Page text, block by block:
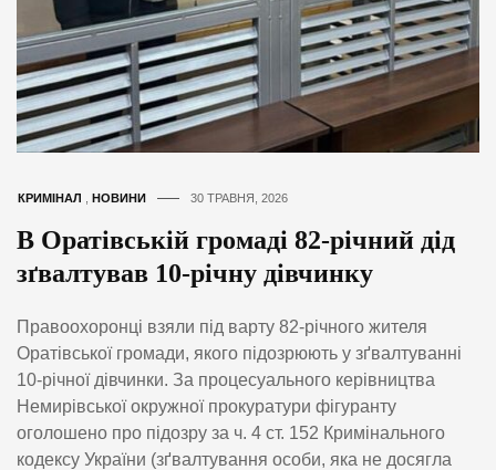
КРИМІНАЛ НОВИНИ 30 ТРАВНЯ, 2026
В Оратівській громаді 82-річний дід
зґвалтував 10-річну дівчинку
Правоохоронці взяли під варту 82-річного жителя
Оратівської громади, якого підозрюють у зґвалтуванні
10-річної дівчинки. За процесуального керівництва
Немирівської окружної прокуратури фігуранту
оголошено про підозру за ч. 4 ст. 152 Кримінального
кодексу України (зґвалтування особи, яка не досягла